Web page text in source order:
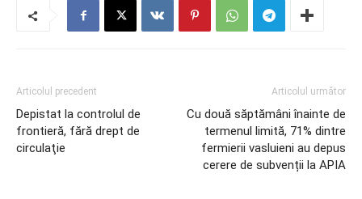
Articolul precedent
Depistat la controlul de
frontieră, fără drept de
circulaţie
Articolul următor
Cu două săptămâni înainte de
termenul limită, 71% dintre
fermierii vasluieni au depus
cerere de subvenții la APIA